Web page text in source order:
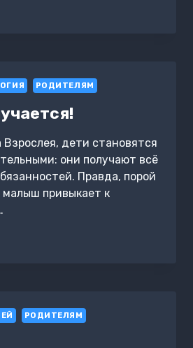
РОДИТЕЛЯМ
Взрослея, дети становятся
они получают всё
Правда, порой
малыш привыкает к
РОДИТЕЛЯМ